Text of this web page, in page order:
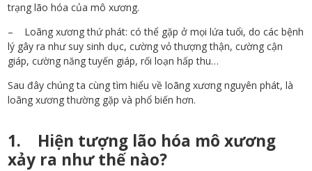
trạng lão hóa của mô xương.
– Loãng xương thứ phát: có thể gặp ở mọi lứa tuổi, do các bệnh
lý gây ra như suy sinh dục, cường vỏ thượng thận, cường cận
giáp, cường năng tuyến giáp, rối loạn hấp thu…
Sau đây chúng ta cùng tìm hiểu về loãng xương nguyên phát, là
loãng xương thường gặp và phổ biến hơn.
1. Hiện tượng lão hóa mô xương
xảy ra như thế nào?